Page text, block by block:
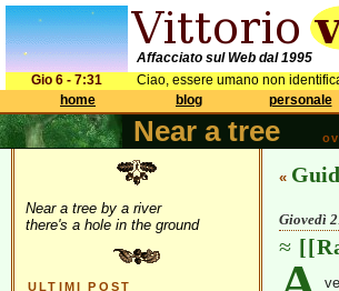
Affacciato sul Web dal 1995
Gio 6 - 7:31
Ciao, essere umano non
home
blog personale
Near a tree
Near a tree by a river
there's a hole in the ground
ULTIMI POST
«
Giovedì